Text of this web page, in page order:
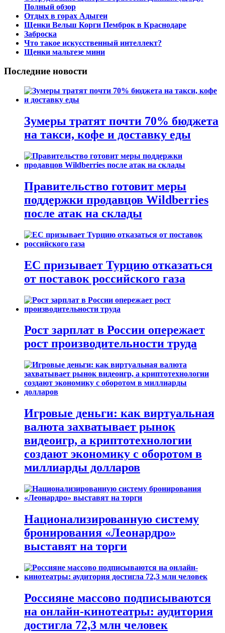
Полный обзор
Отдых в горах Адыгеи
Щенки Вельш Корги Пемброк в Краснодаре
Заброска
Что такое искусственный интеллект?
Щенки мальтезе мини
Последние новости
Зумеры тратят почти 70% бюджета
на такси, кофе и доставку еды
Правительство готовит меры
поддержки продавцов Wildberries
после атак на склады
ЕС призывает Турцию отказаться
от поставок российского газа
Рост зарплат в России опережает
рост производительности труда
Игровые деньги: как виртуальная
валюта захватывает рынок
видеоигр, а криптотехнологии
создают экономику с оборотом в
миллиарды долларов
Национализированную систему
бронирования «Леонардро»
выставят на торги
Россияне массово подписываются
на онлайн-кинотеатры: аудитория
достигла 72,3 млн человек